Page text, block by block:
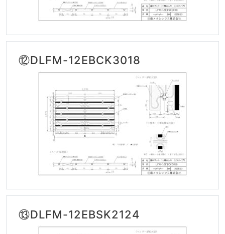
⑫DLFM-12EBCK3018
⑬DLFM-12EBSK2124